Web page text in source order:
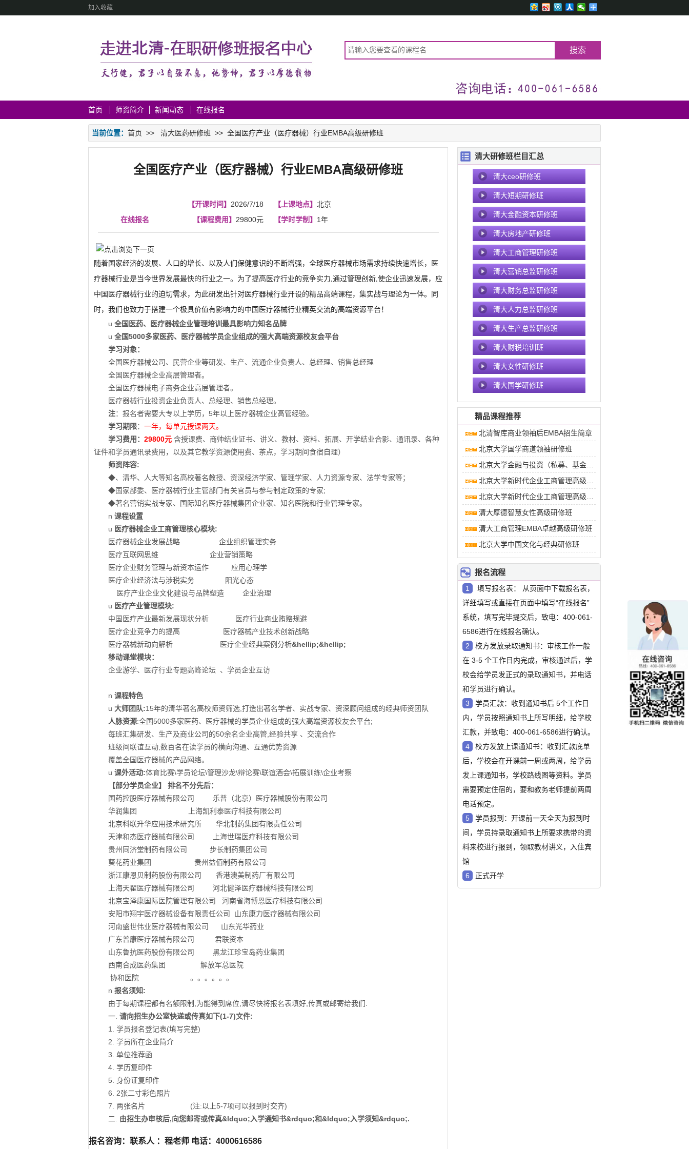
加入收藏
首页 师资简介 新闻动态 在线报名
当前位置： 首页 >> 清大医药研修班 >> 全国医疗产业（医疗器械）行业EMBA高级研修班
清大研修班栏目汇总
清大ceo研修班
清大短期研修班
清大金融资本研修班
清大房地产研修班
清大工商管理研修班
清大营销总监研修班
清大财务总监研修班
清大人力总监研修班
清大生产总监研修班
清大财税培训班
清大女性研修班
清大国学研修班
精品课程推荐
北清智库商业领袖后EMBA招生简章
北京大学国学商道领袖研修班
北京大学金融与投资（私募、基金）研修班
北京大学新时代企业工商管理高级研修班
北京大学新时代企业工商管理高级研修班
清大厚德智慧女性高级研修班
清大工商管理EMBA卓越高级研修班
北京大学中国文化与经典研修班
报名流程
1 填写报名表：
从页面中下载报名表，
详细填写或直接在页面中填写“在线报名”
系统，填写完毕提交后，致电：400-061-
6586进行在线报名确认。
2
校方发放录取通知书： 审核工作一般
在 3-5 个工作日内完成，审核通过后，学
校会给学员发正式的录取通知书，并电话
和学员进行确认。
3
学员汇款： 收到通知书后 5个工作日
内，学员按照通知书上所写明细，给学校
汇款，并致电：400-061-6586进行确认。
4
校方发放上课通知书： 收到汇款底单
后，学校会在开课前一周或两周，给学员
发上课通知书，学校路线图等资料。学员
需要预定住宿的，要和教务老师提前两周
电话预定。
5
学员报到： 开课前一天全天为报到时
间，学员持录取通知书上所要求携带的资
料来校进行报到，领取教材讲义，入住宾
馆
6
正式开学
全国医疗产业（医疗器械）行业EMBA高级研修班
【开课时间】 2026/7/18 【上课地点】 北京
在线报名
【课程费用】 29800元 【学时学制】 1年
随着国家经济的发展、人口的增长、以及人们保健意识的不断增强，全球医疗器械市场需求持续快速增长，医
疗器械行业是当今世界发展最快的行业之一。为了提高医疗行业的竞争实力,通过管理创新,使企业迅速发展，应
中国医疗器械行业的迫切需求，为此研发出针对医疗器械行业开设的精品高端课程，集实战与理论为一体。同
时，我们也致力于搭建一个极具价值有影响力的中国医疗器械行业精英交流的高端资源平台！
u 全国医药、医疗器械企业管理培训最具影响力知名品牌
u 全国5000多家医药、医疗器械学员企业组成的强大高端资源校友会平台
学习对象：
全国医疗器械公司、民营企业等研发、生产、流通企业负责人、总经理、销售总经理
全国医疗器械企业高层管理者。
全国医疗器械电子商务企业高层管理者。
医疗器械行业投资企业负责人、总经理、销售总经理。
注：报名者需要大专以上学历，5年以上医疗器械企业高管经验。
学习期限： 一年，每单元授课两天。
学习费用： 29800元 含授课费、商帅结业证书、讲义、教材、资料、拓展、开学结业合影、通讯录、各种
证件和学员通讯录费用，以及其它教学资源使用费、茶点，学习期间食宿自理）
师资阵容:
◆、清华、人大等知名高校著名教授、资深经济学家、管理学家、人力资源专家、法学专家等；
◆国家部委、医疗器械行业主管部门有关官员与参与制定政策的专家;
◆著名营销实战专家、国际知名医疗器械集团企业家、知名医院和行业管理专家。
n 课程设置
u 医疗器械企业工商管理核心模块:
医疗器械企业发展战略 企业组织管理实务
医疗互联网思维 企业营销策略
医疗企业财务管理与新资本运作 应用心理学
医疗企业经济法与涉税实务 阳光心态
医疗产业企业文化建设与品牌塑造 企业治理
u 医疗产业管理模块:
中国医疗产业最新发展现状分析 医疗行业商业贿赂规避
医疗企业竞争力的提高
医疗器械产业技术创新战略
医疗器械新动向解析 医疗企业经典案例分析&hellip;&hellip;
移动课堂模块：
企业游学、医疗行业专题高峰论坛 、学员企业互访
n 课程特色
u 大师团队:15年的清华著名高校师资筛选,打造出著名学者、实战专家、资深顾问组成的经典师资团队
人脉资源:全国5000多家医药、医疗器械的学员企业组成的强大高端资源校友会平台;
每班汇集研发、生产及商业公司的50余名企业高管,经验共享 、交流合作
班级间联谊互动,数百名在读学员的横向沟通、互通优势资源
覆盖全国医疗器械的产品网络。
u 课外活动:体育比赛\学员论坛\管理沙龙\辩论赛\联谊酒会\拓展训练\企业考察
【部分学员企业】 排名不分先后：
国药控股医疗器械有限公司 乐普（北京）医疗器械股份有限公司
华润集团 上海凯利泰医疗科技有限公司
北京科联升华应用技术研究所 华北制药集团有限责任公司
天津和杰医疗器械有限公司 上海世瑞医疗科技有限公司
贵州同济堂制药有限公司 步长制药集团公司
葵花药业集团 贵州益佰制药有限公司
浙江康恩贝制药股份有限公司 香港澳美制药厂有限公司
上海天翟医疗器械有限公司 河北健泽医疗器械科技有限公司
北京宝泽康国际医院管理有限公司 河南省海博恩医疗科技有限公司
安阳市翔宇医疗器械设备有限责任公司 山东康力医疗器械有限公司
河南盛世伟业医疗器械有限公司 山东光华药业
广东普康医疗器械有限公司 君联资本
山东鲁抗医药股份有限公司 黑龙江珍宝岛药业集团
西南合成医药集团 解放军总医院
协和医院 。。。。。。
n 报名须知:
由于每期课程都有名额限制,为能得到席位,请尽快将报名表填好,传真或邮寄给我们.
一. 请向招生办公室快递或传真如下(1-7)文件:
1. 学员报名登记表(填写完整)
2. 学员所在企业简介
3. 单位推荐函
4. 学历复印件
5. 身份证复印件
6. 2张二寸彩色照片
7. 两张名片 (注:以上5-7项可以报到时交齐)
二. 由招生办审核后,向您邮寄或传真&ldquo;入学通知书&rdquo;和&ldquo;入学须知&rdquo;.
报名咨询：联系人 ：程老师 电话：4000616586